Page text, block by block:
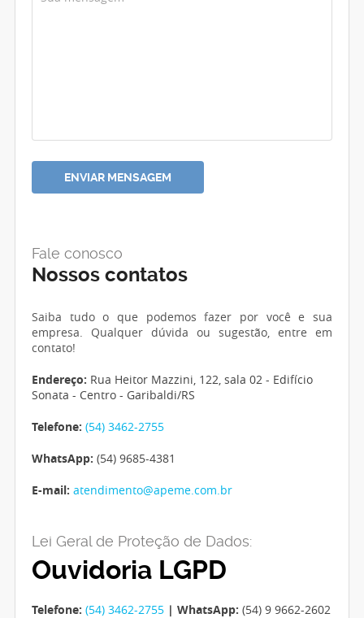
Fale conosco
Nossos contatos
Saiba tudo o que podemos fazer por você e sua
empresa. Qualquer dúvida ou sugestão, entre em
contato!
Endereço: Rua Heitor Mazzini, 122, sala 02 - Edifício
Sonata - Centro - Garibaldi/RS
Telefone: (54) 3462-2755
WhatsApp: (54) 9685-4381
E-mail: atendimento@apeme.com.br
Lei Geral de Proteção de Dados:
Ouvidoria LGPD
Telefone: (54) 3462-2755 | WhatsApp: (54) 9 9662-2602